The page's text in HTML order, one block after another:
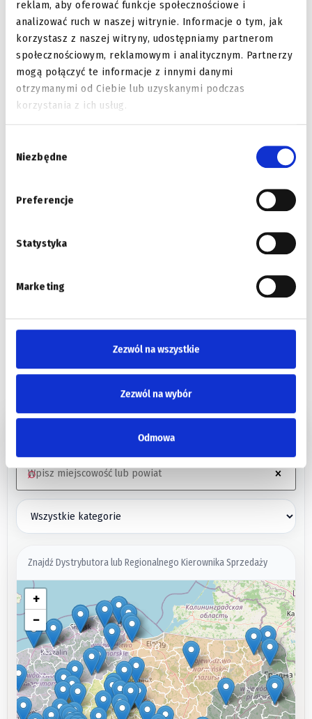
reklam, aby oferować funkcje społecznościowe i
analizować ruch w naszej witrynie. Informacje o tym, jak
korzystasz z naszej witryny, udostępniamy partnerom
społecznościowym, reklamowym i analitycznym. Partnerzy
mogą połączyć te informacje z innymi danymi
otrzymanymi od Ciebie lub uzyskanymi podczas
korzystania z ich usług.
zgody
Niezbędne
Preferencje
Statystyka
Marketing
Zezwól na wszystkie
Zezwól na wybór
Odmowa
śruby mocującej koło
ZNAJDŹ DYSTRYBUTORA - SIEĆ
SKLEPÓW BETA POLSKA
⌕ ×
Znajdź Dystrybutora lub Regionalnego Kierownika Sprzedaży
+
−